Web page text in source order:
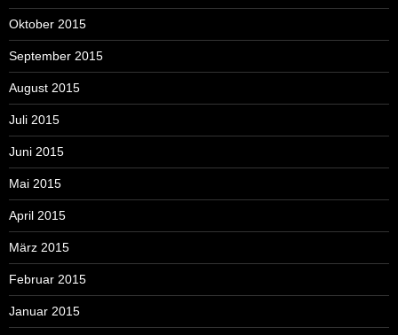
Oktober 2015
September 2015
August 2015
Juli 2015
Juni 2015
Mai 2015
April 2015
März 2015
Februar 2015
Januar 2015